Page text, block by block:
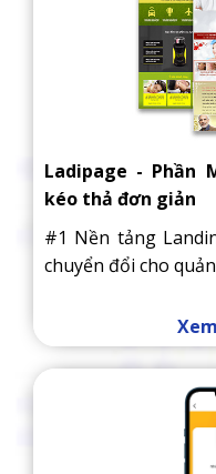
#1 Nền tảng
chuyển đổi cho
Ladipage - Phần
kéo thả đơn giản